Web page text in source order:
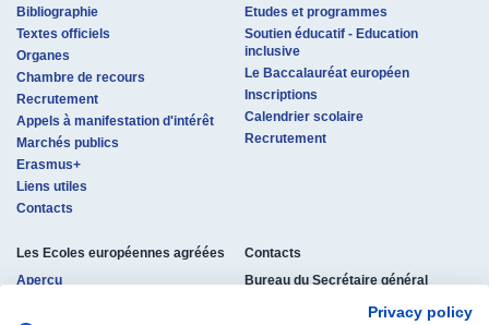
Privacy policy
Bibliographie
Textes officiels
Organes
Chambre de recours
Recrutement
Appels à manifestation d'intérêt
Marchés publics
Erasmus+
Liens utiles
Contacts
Etudes et programmes
Soutien éducatif - Education
inclusive
Le Baccalauréat européen
Inscriptions
Calendrier scolaire
Recrutement
Les Ecoles européennes agréées
Aperçu
Contacts
Bureau du Secrétaire général